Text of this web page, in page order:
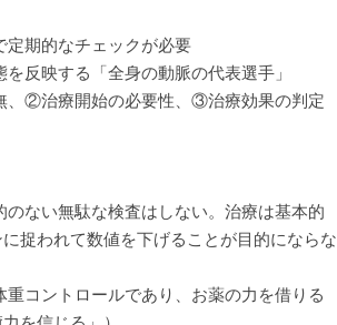
定期的なチェックが必要
反映する「全身の動脈の代表選手」
、②治療開始の必要性、③治療効果の判定
ない無駄な検査はしない。治療は基本的
捉われて数値を下げることが目的にならな
コントロールであり、お薬の力を借りる